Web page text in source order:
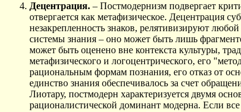
Децентрация. – Постмодернизм подвергает
отвергается как метафизическое. Децентрация
незакрепленность знаков, релятивизируют
системы знания – оно может быть лишь
может быть оценено вне контекста культуры,
метафизического и логоцентрического, его
рациональным формам познания, его отказ от
единство знания обеспечивалось за счет
Лиотару, постмодерн характеризуется двумя
рационалистической доминант модерна. Если